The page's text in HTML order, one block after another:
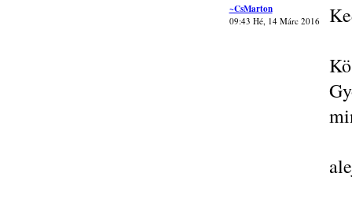
~CsMarton
09:43 Hé, 14 Márc 2016